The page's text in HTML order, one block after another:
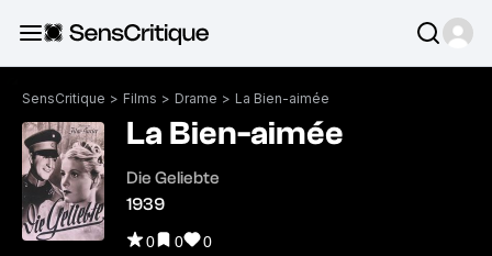
SensCritique > Films > Drame > La Bien-aimée
La Bien-aimée
Die Geliebte
1939
0 0 0